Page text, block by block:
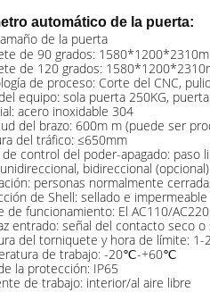
automático de la puerta:
de la puerta
de 90 grados:
de 120 grados:
de proceso: Corte del CNC,
equipo: sola puerta 250KG,
acero inoxidable 304
del brazo: 600m m (puede ser
del tráfico: ≤650mm
control del poder-apagado: paso
bidireccional (opcional)
personas normalmente
de Shell: sellado e impermeable
de funcionamiento: El AC110/
entrado: señal del contacto seco
del torniquete y hora de límite: 1-
de trabajo: -20℃-+60℃
la protección: IP65
de trabajo: interior/al aire libre